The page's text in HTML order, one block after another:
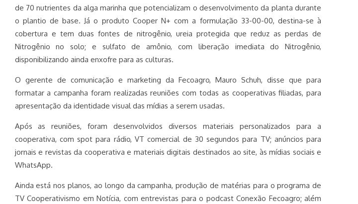
de 70 nutrientes da alga marinha que potencializam o desenvolvimento da planta durante
o plantio de base. Já o produto Cooper N+ com a formulação 33-00-00, destina-se à
cobertura e tem duas fontes de nitrogênio, ureia protegida que reduz as perdas de
Nitrogênio no solo; e sulfato de amônio, com liberação imediata do Nitrogênio,
disponibilizando ainda enxofre para as culturas.
O gerente de comunicação e marketing da Fecoagro, Mauro Schuh, disse que para
formatar a campanha foram realizadas reuniões com todas as cooperativas filiadas, para
apresentação da identidade visual das mídias a serem usadas.
Após as reuniões, foram desenvolvidos diversos materiais personalizados para a
cooperativa, com spot para rádio, VT comercial de 30 segundos para TV; anúncios para
jornais e revistas da cooperativa e materiais digitais destinados ao site, às mídias sociais e
WhatsApp.
Ainda está nos planos, ao longo da campanha, produção de matérias para o programa de
TV Cooperativismo em Notícia, com entrevistas para o podcast Conexão Fecoagro; além